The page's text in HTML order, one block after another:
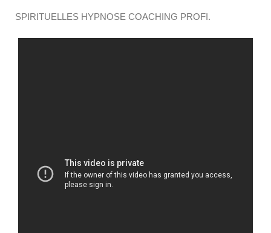
SPIRITUELLES HYPNOSE COACHING PROFI.